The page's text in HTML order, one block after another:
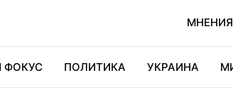
МНЕНИЯ
ФОКУС ПОЛИТИКА УКРАИНА